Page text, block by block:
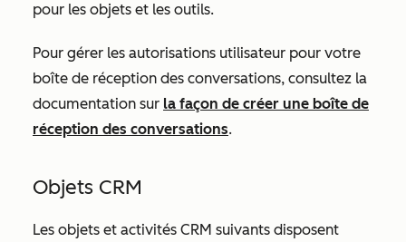
pour les objets et les outils.
Pour gérer les autorisations utilisateur pour votre
boîte de réception des conversations, consultez la
documentation sur la façon de créer une boîte de
réception des conversations.
Objets CRM
Les objets et activités CRM suivants disposent